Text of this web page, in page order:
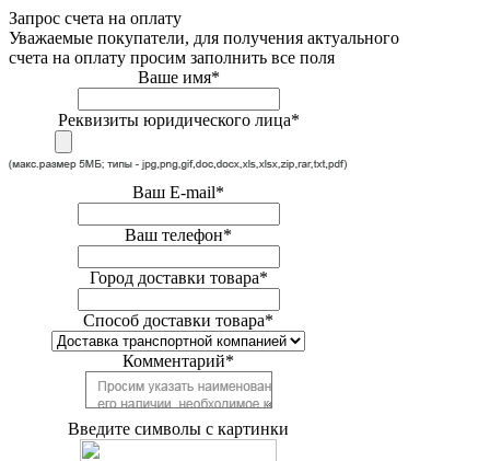
Запрос счета на оплату
Уважаемые покупатели, для получения актуального
счета на оплату просим заполнить все поля
Ваше имя*
Реквизиты юридического лица*
Ваш E-mail*
Ваш телефон*
Город доставки товара*
Способ доставки товара*
Комментарий*
Введите символы с картинки